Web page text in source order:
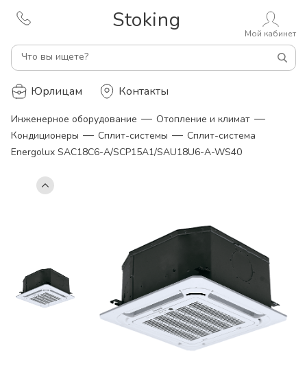
Stoking
Что вы ищете?
Мой кабинет
Юрлицам Контакты
Инженерное оборудование — Отопление и климат —
Кондиционеры — Сплит-системы — Сплит-система
Energolux SAC18C6-A/SCP15A1/SAU18U6-A-WS40